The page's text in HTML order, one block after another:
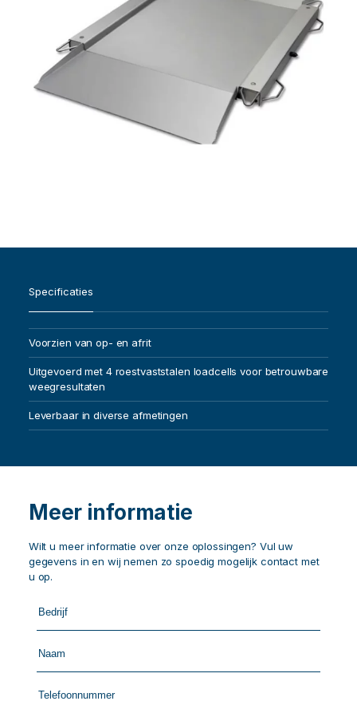
Specificaties
Voorzien van op- en afrit
Uitgevoerd met 4 roestvaststalen loadcells voor betrouwbare
weegresultaten
Leverbaar in diverse afmetingen
Meer informatie
Wilt u meer informatie over onze oplossingen? Vul uw
gegevens in en wij nemen zo spoedig mogelijk contact met
u op.
Call
me
by
fax